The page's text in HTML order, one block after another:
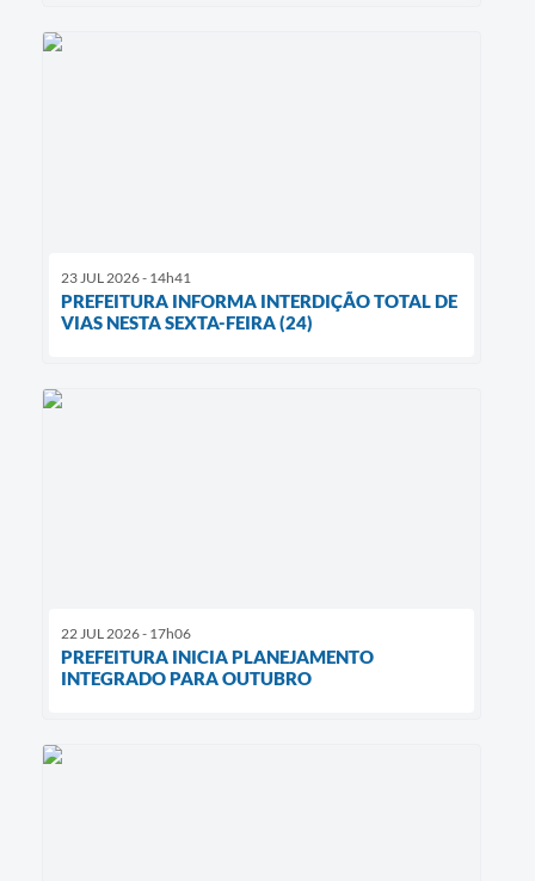
23 JUL 2026 - 14h41
PREFEITURA INFORMA INTERDIÇÃO TOTAL DE
VIAS NESTA SEXTA-FEIRA (24)
22 JUL 2026 - 17h06
PREFEITURA INICIA PLANEJAMENTO
INTEGRADO PARA OUTUBRO